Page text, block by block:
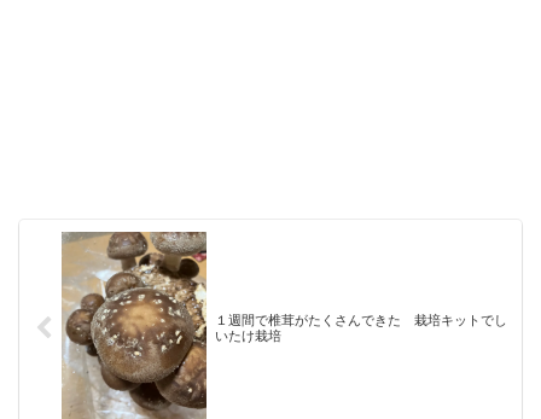
１週間で椎茸がたくさんできた 栽培キットでし
いたけ栽培